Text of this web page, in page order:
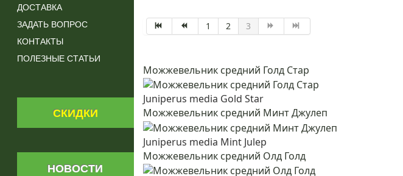
ДОСТАВКА
ЗАДАТЬ ВОПРОС
КОНТАКТЫ
ПОЛЕЗНЫЕ СТАТЬИ
СКИДКИ
НОВОСТИ
1 2 3
Можжевельник средний Голд Стар
Juniperus media Gold Star
Можжевельник средний Минт Джулеп
Juniperus media Mint Julep
Можжевельник средний Олд Голд